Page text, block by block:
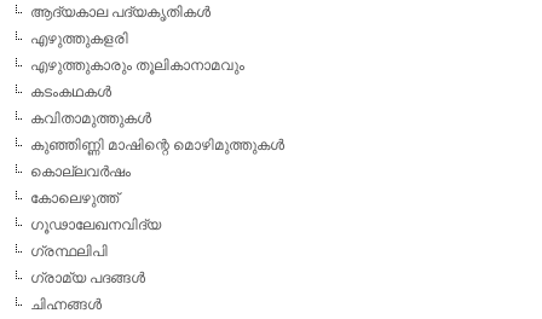
ആദ്യകാല പദ്യകൃതികള്‍
എഴുത്തുകളരി
എഴുത്തുകാരും തൂലികാനാമവും
കടംകഥകള്‍
കവിതാമുത്തുകള്‍
കുഞ്ഞിണ്ണി മാഷിന്റെ മൊഴിമുത്തുകള്‍
കൊല്ലവര്‍ഷം
കോലെഴുത്ത്
ഗൂഢാലേഖനവിദ്യ
ഗ്രന്ഥലിപി
ഗ്രാമ്യ പദങ്ങള്‍
ചിഹ്നങ്ങള്‍